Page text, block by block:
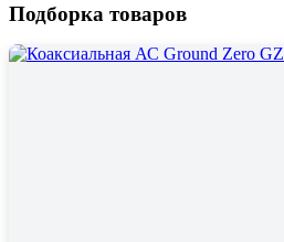
Подборка товаров